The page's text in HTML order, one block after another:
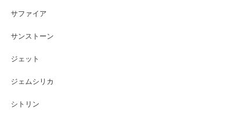
サファイア
サンストーン
ジェット
ジェムシリカ
シトリン